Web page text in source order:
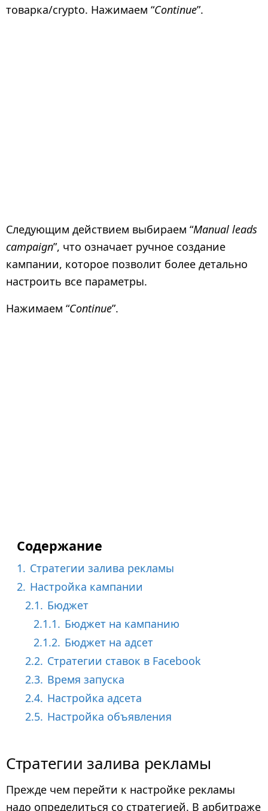
товарка/crypto. Нажимаем “Continue”.
Следующим действием выбираем “Manual leads
campaign”, что означает ручное создание
кампании, которое позволит более детально
настроить все параметры.
Нажимаем “Continue”.
Содержание
1. Стратегии залива рекламы
2. Настройка кампании
2.1. Бюджет
2.1.1. Бюджет на кампанию
2.1.2. Бюджет на адсет
2.2. Стратегии ставок в Facebook
2.3. Время запуска
2.4. Настройка адсета
2.5. Настройка объявления
Стратегии залива рекламы
Прежде чем перейти к настройке рекламы
надо определиться со стратегией. В арбитраже